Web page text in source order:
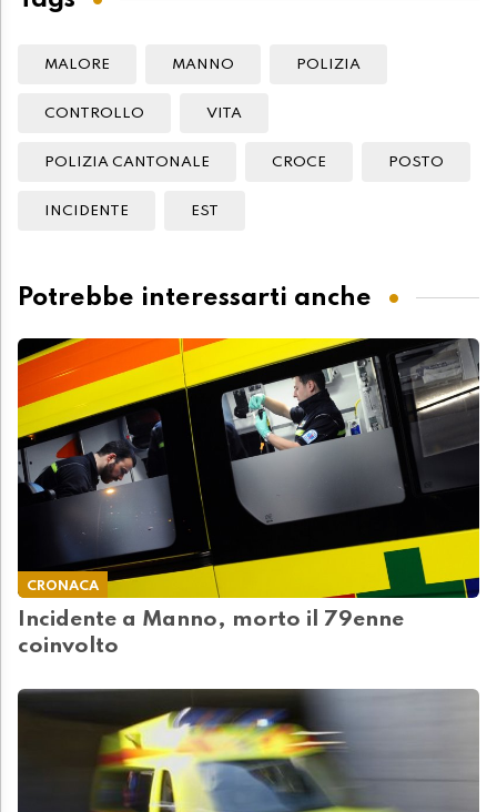
MALORE MANNO POLIZIA
CONTROLLO VITA
POLIZIA CANTONALE CROCE POSTO
INCIDENTE EST
Potrebbe interessarti anche
CRONACA
Incidente a Manno, morto il 79enne
coinvolto